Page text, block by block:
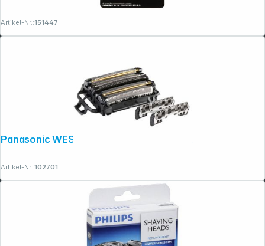
Artikel-Nr.:151447
Panasonic WES 9038 Y1361 Combo Pack
Artikel-Nr.:102701